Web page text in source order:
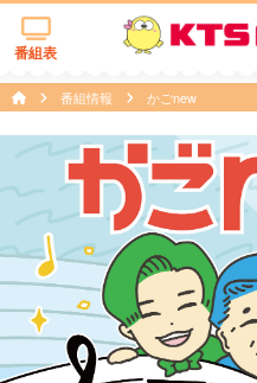
番組表
番組情報 かごnew